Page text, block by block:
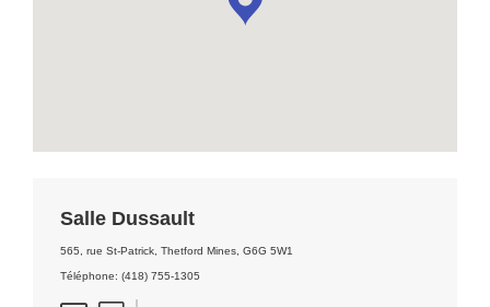
Salle Dussault
565, rue St-Patrick, Thetford Mines, G6G 5W1
Téléphone: (418) 755-1305